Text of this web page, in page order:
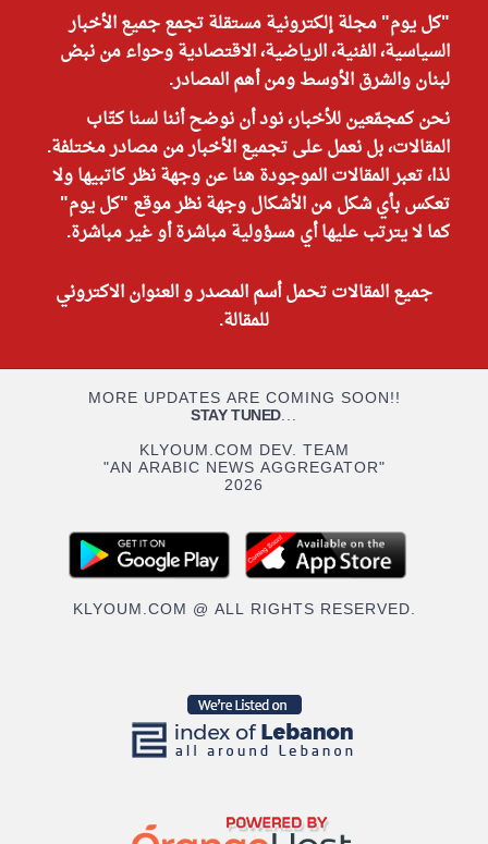
"كل يوم" مجلة إلكترونية مستقلة تجمع جميع الأخبار
السياسية، الفنية، الرياضية، الاقتصادية وحواء من نبض
لبنان والشرق الأوسط ومن أهم المصادر.
نحن كمجمّعين للأخبار، نود أن نوضح أننا لسنا كتّاب
المقالات، بل نعمل على تجميع الأخبار من مصادر مختلفة.
لذا، تعبر المقالات الموجودة هنا عن وجهة نظر كاتبيها ولا
تعكس بأي شكل من الأشكال وجهة نظر موقع "كل يوم"
كما لا يترتب عليها أي مسؤولية مباشرة أو غير مباشرة.
جميع المقالات تحمل أسم المصدر و العنوان الاكتروني
للمقالة.
MORE UPDATES ARE COMING SOON!!
STAY TUNED...
KLYOUM.COM DEV. TEAM
"AN ARABIC NEWS AGGREGATOR"
2026
KLYOUM.COM @ ALL RIGHTS RESERVED.